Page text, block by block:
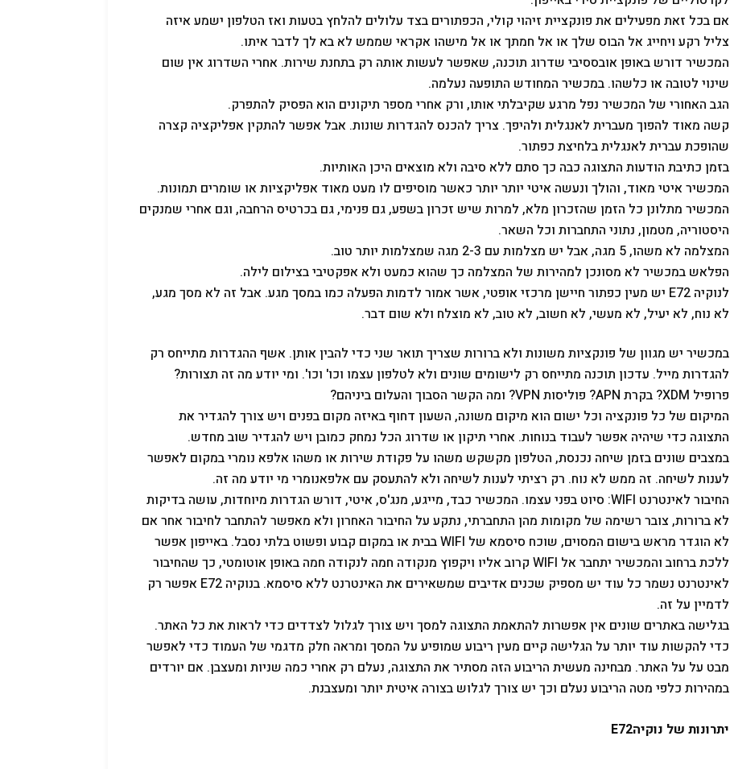
אם בכל זאת מפעילים את פונקציית זיהוי קולי, הכפתורים בצד עלולים להלחץ בטעות ואז הטלפון ישמע איזה
צליל רקע ויחייג אל הבוס שלך או אל חמתך או אל מישהו אקראי שממש לא בא לך לדבר איתו.
המכשיר דורש באופן אובססיבי שדרוג תוכנה, שאפשר לעשות אותה רק בתחנת שירות. אחרי השדרוג אין שום
שינוי לטובה או כלשהו. במכשיר המחודש התופעה נעלמה.
הגב האחורי של המכשיר נפל מרגע שקיבלתי אותו, ורק אחרי מספר תיקונים הוא הפסיק להתפרק.
קשה מאוד להפוך מעברית לאנגלית ולהיפך. צריך להכנס להגדרות שונות. אבל אפשר להתקין אפליקציה קצרה
שהופכת עברית לאנגלית בלחיצת כפתור.
בזמן כתיבת הודעות התצוגה כבה כך סתם ללא סיבה ולא מוצאים היכן האותיות.
המכשיר איטי מאוד, והולך ונעשה איטי יותר יותר כאשר מוסיפים לו מעט מאוד אפליקציות או שומרים תמונות.
המכשיר מתלונן כל הזמן שהזכרון מלא, למרות שיש זכרון בשפע, גם פנימי, גם בכרטיס הרחבה, וגם אחרי שמנקים
היסטוריה, מטמון, נתוני התחברות וכל השאר.
המצלמה לא משהו, 5 מגה, אבל יש מצלמות עם 2-3 מגה שמצלמות יותר טוב.
הפלאש במכשיר לא מסונכן למהירות של המצלמה כך שהוא כמעט ולא אפקטיבי בצילום לילה.
לנוקיה E72 יש מעין כפתור חיישן מרכזי אופטי, אשר אמור לדמות הפעלה כמו במסך מגע. אבל זה לא מסך מגע,
לא נוח, לא יעיל, לא מעשי, לא חשוב, לא טוב, לא מוצלח ולא שום דבר.
במכשיר יש מגוון של פונקציות משונות ולא ברורות שצריך תואר שני כדי להבין אותן. אשף ההגדרות מתייחס רק
להגדרות מייל. עדכון תוכנה מתייחס רק לישומים שונים ולא לטלפון עצמו וכו' וכו'. ומי יודע מה זה תצורות?
פרופיל XDM? בקרת APN? פוליסות VPN? ומה הקשר הסבוך והעלום ביניהם?
המיקום של כל פונקציה וכל ישום הוא מיקום משונה, השעון דחוף באיזה מקום בפנים ויש צורך להגדיר את
התצוגה כדי שיהיה אפשר לעבוד בנוחות. אחרי תיקון או שדרוג הכל נמחק כמובן ויש להגדיר שוב מחדש.
במצבים שונים בזמן שיחה נכנסת, הטלפון מקשקש משהו על פקודת שירות או משהו אלפא נומרי במקום לאפשר
לענות לשיחה. זה ממש לא נוח. רק רציתי לענות לשיחה ולא להתעסק עם אלפאנומרי מי יודע מה זה.
החיבור לאינטרנט WIFI: סיוט בפני עצמו. המכשיר כבד, מייגע, מנג'ס, איטי, דורש הגדרות מיוחדות, עושה בדיקות
לא ברורות, צובר רשימה של מקומות מהן התחברתי, נתקע על החיבור האחרון ולא מאפשר להתחבר לחיבור אחר אם
לא הוגדר מראש בישום המסוים, שוכח סיסמא של WIFI בבית או במקום קבוע ופשוט בלתי נסבל. באייפון אפשר
ללכת ברחוב והמכשיר יתחבר אל WIFI קרוב אליו ויקפוץ מנקודה חמה לנקודה חמה באופן אוטומטי, כך שהחיבור
לאינטרנט נשמר כל עוד יש מספיק שכנים אדיבים שמשאירים את האינטרנט ללא סיסמא. בנוקיה E72 אפשר רק
לדמיין על זה.
בגלישה באתרים שונים אין אפשרות להתאמת התצוגה למסך ויש צורך לגלול לצדדים כדי לראות את כל האתר.
כדי להקשות עוד יותר על הגלישה קיים מעין ריבוע שמופיע על המסך ומראה חלק מדגמי של העמוד כדי לאפשר
מבט על על האתר. מבחינה מעשית הריבוע הזה מסתיר את התצוגה, נעלם רק אחרי כמה שניות ומעצבן. אם יורדים
במהירות כלפי מטה הריבוע נעלם וכך יש צורך לגלוש בצורה איטית יותר ומעצבנת.
יתרונות של נוקיהE72